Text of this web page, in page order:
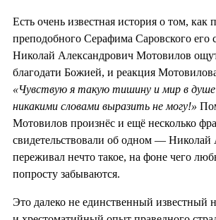
Есть очень известная история о том, как
преподобного Серафима Саровского его
Николай Александрович Мотовилов
благодати Божией, и реакция
«Чувствую я такую тишину и мир в
никакими словами выразить не могу!»
Мотовилов произнёс и ещё несколько
свидетельствовали об одном — Николай
переживал нечто такое, на фоне чего
попросту забываются.
Это далеко не единственный известный